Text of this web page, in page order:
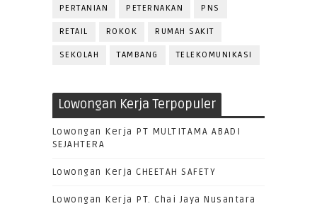
PERTANIAN PETERNAKAN PNS
RETAIL ROKOK RUMAH SAKIT
SEKOLAH TAMBANG TELEKOMUNIKASI
Lowongan Kerja Terpopuler
Lowongan Kerja PT MULTITAMA ABADI
SEJAHTERA
Lowongan Kerja CHEETAH SAFETY
Lowongan Kerja PT. Chai Jaya Nusantara